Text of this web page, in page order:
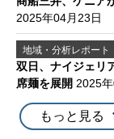
2025年04月23日
地域・分析レポート
双日、ナイジェリ
席麺を展開 2025
もっと見る